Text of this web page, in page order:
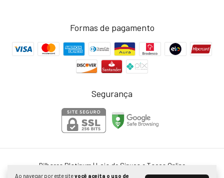
Ao navegar por este sitevocê aceita o uso de
Formas de pagamento
Segurança
Bilhares Platinum | Loja de Sinuca e Tacos Online
©2026. Bilhares Platinum - 28024316000132. Todos os direitos reservados.